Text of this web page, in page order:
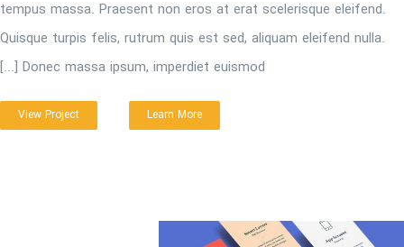
tempus massa. Praesent non eros at erat scelerisque eleifend.
Quisque turpis felis, rutrum quis est sed, aliquam eleifend nulla.
Donec massa ipsum, imperdiet euismod [...]
Learn More
View Project